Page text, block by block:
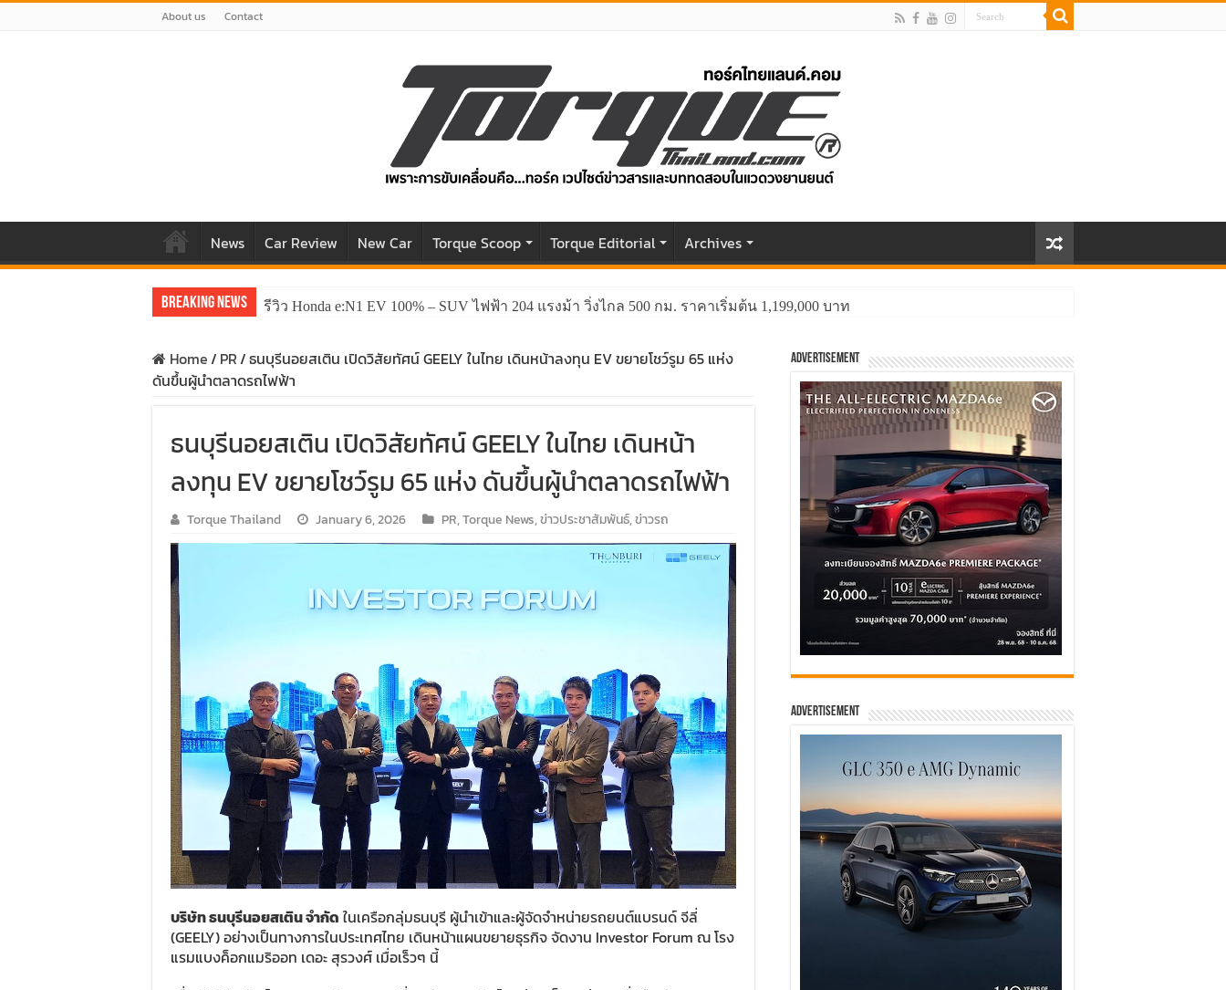
About us Contact
News Car Review New Car Torque Scoop Torque Editorial Archives
Breaking News รีวิว Honda e:N1 EV 100% – SUV ไฟฟ้า 204 แรงม้า วิ่งไกล 500 กม. ราคาเริ่มต้น 1,199,000 บาท
รีวิว ลองขับ All New GWM HAVAL H6 ปรับโฉมหน้าใหม่หล่อกว่าเดิม พร้อมสมรรถนะที่ดียิ่งกว่า
Home/ PR/ธนบุรีนอยสเติน เปิดวิสัยทัศน์ GEELY ในไทย เดินหน้าลงทุน EV ขยายโชว์รูม 65 แห่ง
ดันขึ้นผู้นำตลาดรถไฟฟ้า
ธนบุรีนอยสเติน เปิดวิสัยทัศน์ GEELY ในไทย เดินหน้า
ลงทุน EV ขยายโชว์รูม 65 แห่ง ดันขึ้นผู้นำตลาดรถไฟฟ้า
Torque Thailand January 6, 2026 PR,Torque News,ข่าวประชาสัมพันธ์,ข่าวรถ
บริษัท ธนบุรีนอยสเติน จำกัด ในเครือกลุ่มธนบุรี ผู้นำเข้าและผู้จัดจำหน่ายรถยนต์แบรนด์ จีลี่
(GEELY) อย่างเป็นทางการในประเทศไทย เดินหน้าแผนขยายธุรกิจ จัดงาน Investor Forum ณ โรง
แรมแบงค็อกแมริออท เดอะ สุรวงศ์ เมื่อเร็วๆ นี้
Advertisement
Advertisement